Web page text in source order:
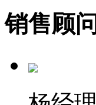
销售顾问